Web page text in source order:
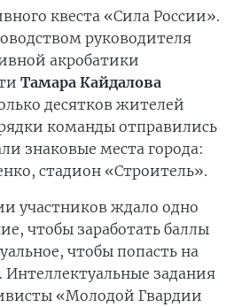
квеста «Сила России».
руководителя
акробатики
Тамара Кайдалова
десятков жителей
команды отправились
знаковые места города:
стадион «Строитель».
участников ждало одно
чтобы заработать баллы
чтобы попасть на
задания
«Молодой Гвардии